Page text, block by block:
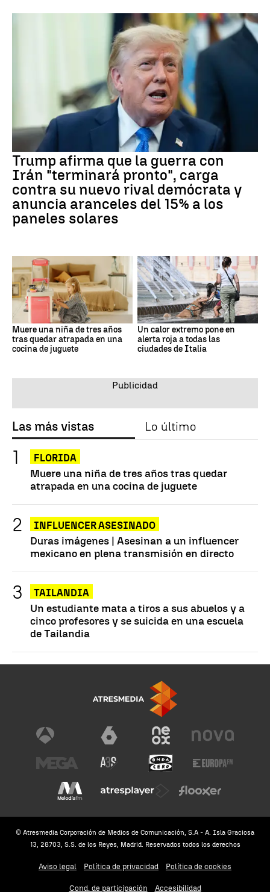
Trump afirma que la guerra con
Irán "terminará pronto", carga
contra su nuevo rival demócrata y
anuncia aranceles del 15% a los
paneles solares
Muere una niña de tres años
tras quedar atrapada en una
cocina de juguete
Un calor extremo pone en
alerta roja a todas las
ciudades de Italia
Las más vistas Lo último
FLORIDA
Muere una niña de tres años tras quedar
atrapada en una cocina de juguete
INFLUENCER ASESINADO
Duras imágenes | Asesinan a un influencer
mexicano en plena transmisión en directo
TAILANDIA
Un estudiante mata a tiros a sus abuelos y a
cinco profesores y se suicida en una escuela
de Tailandia
© Atresmedia Corporación de Medios de Comunicación, S.A - A. Isla Graciosa
13, 28703, S.S. de los Reyes, Madrid. Reservados todos los derechos
Aviso legal Política de privacidad Política de cookies
Cond. de participación Accesibilidad